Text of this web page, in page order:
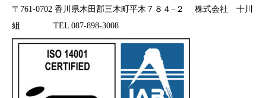
〒761-0702 香川県木田郡三木町平木７８４−２ 株式会社 十川
組 TEL 087-898-3008